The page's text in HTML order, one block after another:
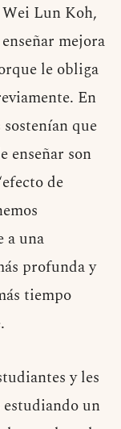
Lun Koh,
mejora
le obliga
En
que
enseñar son
de
a una
profunda y
tiempo
y les
un